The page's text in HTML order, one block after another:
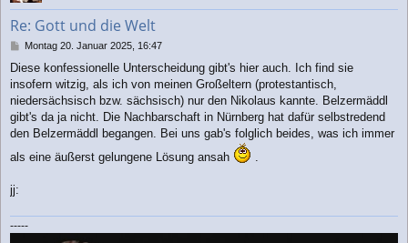
Re: Gott und die Welt
B
i
t
r
a
Montag 20. Januar 2025, 16:47
Diese konfessionelle Unterscheidung gibt's hier auch. Ich find sie
insofern witzig, als ich von meinen Großeltern (protestantisch,
niedersächsisch bzw. sächsisch) nur den Nikolaus kannte. Belzermäddl
gibt's da ja nicht. Die Nachbarschaft in Nürnberg hat dafür selbstredend
den Belzermäddl begangen. Bei uns gab's folglich beides, was ich immer
als eine äußerst gelungene Lösung ansah
.
jj:
-----